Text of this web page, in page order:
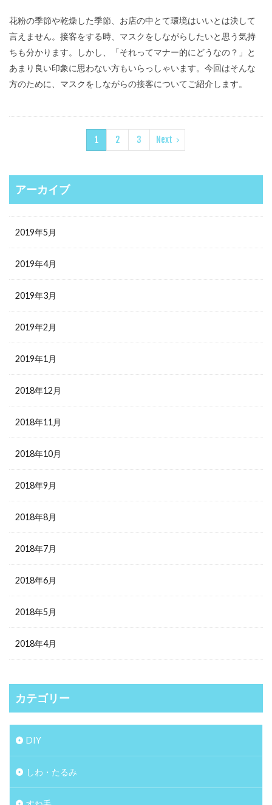
花粉の季節や乾燥した季節、お店の中とて環境はいいとは決して
言えません。接客をする時、マスクをしながらしたいと思う気持
ちも分かります。しかし、「それってマナー的にどうなの？」と
あまり良い印象に思わない方もいらっしゃいます。今回はそんな
方のために、マスクをしながらの接客についてご紹介します。
1 2 3 Next
アーカイブ
2019年5月
2019年4月
2019年3月
2019年2月
2019年1月
2018年12月
2018年11月
2018年10月
2018年9月
2018年8月
2018年7月
2018年6月
2018年5月
2018年4月
カテゴリー
DIY
しわ・たるみ